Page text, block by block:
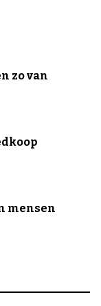
zo van
mensen